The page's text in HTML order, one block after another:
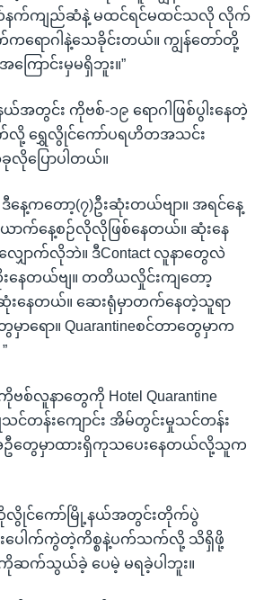
က်ကျည်ဆံနဲ့ မထင်ရင်မထင်သလို လိုက်
ောဂါနဲ့သေခိုင်းတယ်။ ကျွန်တော်တို့
ြောင်းမှမရှိဘူး။”
တွင်း ကိုဗစ်-၁၉ ရောဂါဖြစ်ပွါးနေတဲ့
လို့ ရွှေလွိုင်ကော်ပရဟိတအသင်း
ပြောပါတယ်။
နေ့ကတော့(၇)ဦးဆုံးတယ်ဗျာ။ အရင်နေ့
က်နေ့စဉ်လိုလိုဖြစ်နေတယ်။ ဆုံးနေ
ောက်လိုဘဲ။ ဒီContact လူနာတွေလဲ
နေတယ်ဗျ။ တတိယလှိုင်းကျတော့
းဆုံးနေတယ်။ ဆေးရုံမှာတက်နေတဲ့သူရာ
မှာရော။ Quarantineစင်တာတွေမှာက
စ်လူနာတွေကို Hotel Quarantine
သင်တန်းကျောင်း အိမ်တွင်းမှုသင်တန်း
ဦတွေမှာထားရှိကုသပေးနေတယ်လို့သူက
လွိုင်ကော်မြို့နယ်အတွင်းတိုက်ပွဲ
းပေါက်ကွဲတဲ့ကိစ္စနဲ့ပက်သက်လို့ သိရှိဖို့
ကိုဆက်သွယ်ခဲ့ ပေမဲ့ မရခဲ့ပါဘူး။